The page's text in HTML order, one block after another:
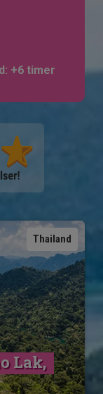
+6 timer
Thailand
Lak,